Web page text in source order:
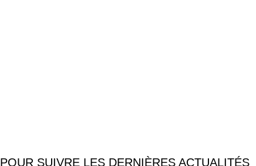
POUR SUIVRE LES DERNIÈRES ACTUALITÉS